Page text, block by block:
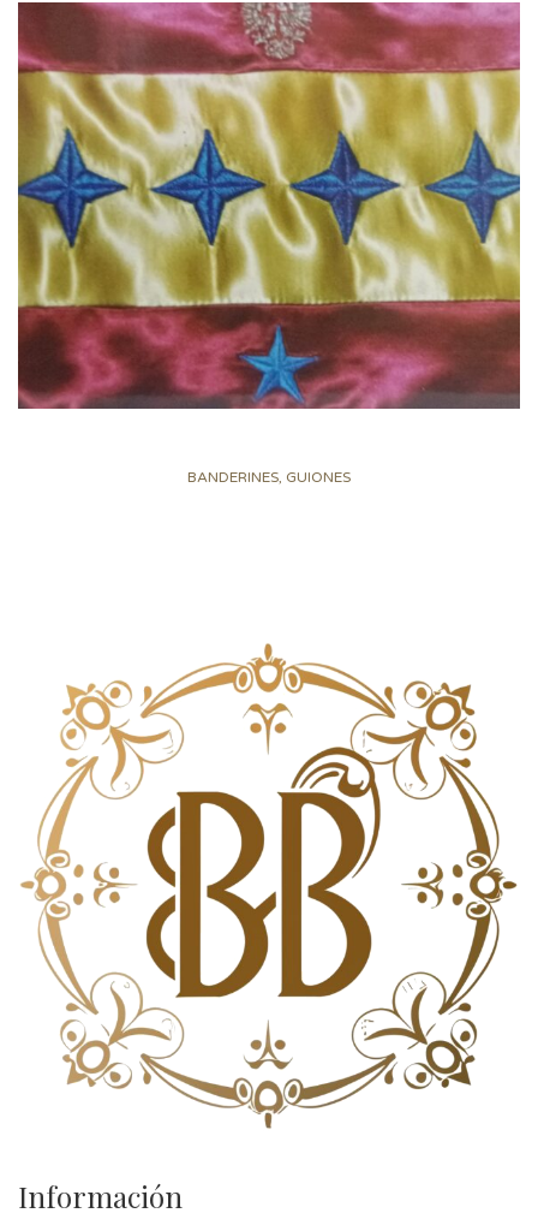
BANDERINES, GUIONES
Información